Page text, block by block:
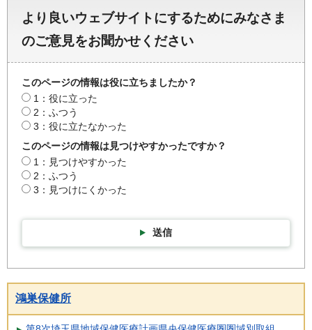
より良いウェブサイトにするためにみなさま
のご意見をお聞かせください
このページの情報は役に立ちましたか？
1：役に立った
2：ふつう
3：役に立たなかった
このページの情報は見つけやすかったですか？
1：見つけやすかった
2：ふつう
3：見つけにくかった
送信
鴻巣保健所